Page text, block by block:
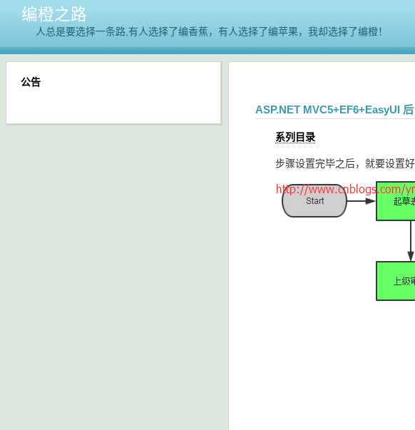
编橙之路
人总是要选择一条路,有人选择了编香蕉，有人选择了编苹果，我却选择了编橙！
ASP.NET MVC5+EF6+EasyUI
系列目录
步骤设置完毕之后，就要设置
公告